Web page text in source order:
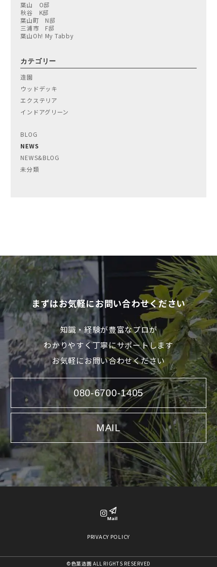
葉山 O邸
秋谷 K邸
葉山町 N邸
三浦市 F邸
葉山Oh! My Tabby
カテゴリー
造園
ウッドデッキ
エクステリア
インドアグリーン
BLOG
NEWS
NEWS&BLOG
未分類
まずはお気軽にお問い合わせください
知識・経験が豊富なプロが
わかりやすく丁寧にサポートします
お気軽にお問い合わせください
080-6700-1405
MAIL
PRIVACY POLICY
©色葉造園 ALL RIGHTS RESERVED